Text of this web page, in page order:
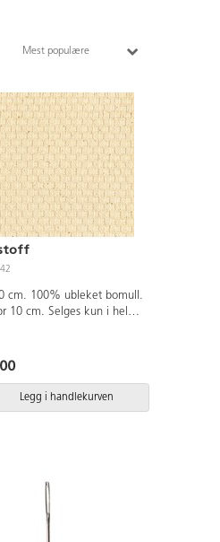
Mest populære
cm. 100% ubleket bomull.
10 cm. Selges kun i hele
Legg i handlekurven